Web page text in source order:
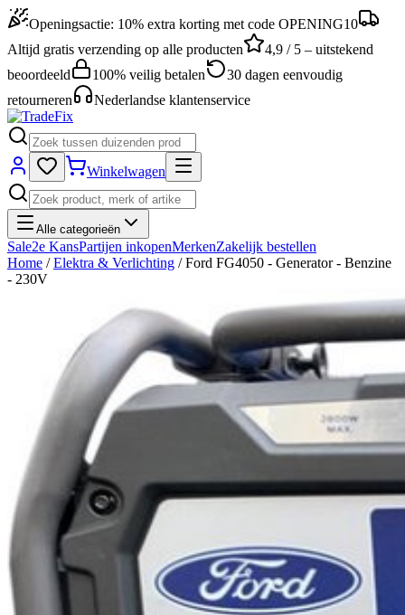
Openingsactie: 10% extra korting met code OPENING10
Altijd gratis verzending op alle producten
4,9 / 5 – uitstekend
beoordeeld
100% veilig betalen
30 dagen eenvoudig
retourneren
Nederlandse klantenservice
Winkelwagen
Alle categorieën
Sale2e KansPartijen inkopenMerkenZakelijk bestellen
Home / Elektra & Verlichting / Ford FG4050 - Generator - Benzine
- 230V